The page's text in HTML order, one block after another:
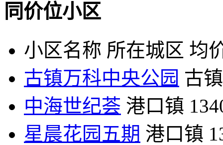
同价位小区
小区名称 所在城区 均
古镇万科中央公园 古
中海世纪荟 港口镇
星晨花园五期 港口镇